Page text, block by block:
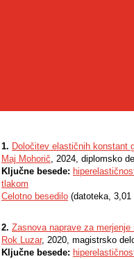
1. Določitev elastičnih konstant
Maj Mohorič, 2024, diplomsko
Ključne besede:
tlakom
Celotno besedilo (datoteka, 3,01
2. Zasnova naprave za
Rok Luzar, 2020, magistrsko
Ključne besede: